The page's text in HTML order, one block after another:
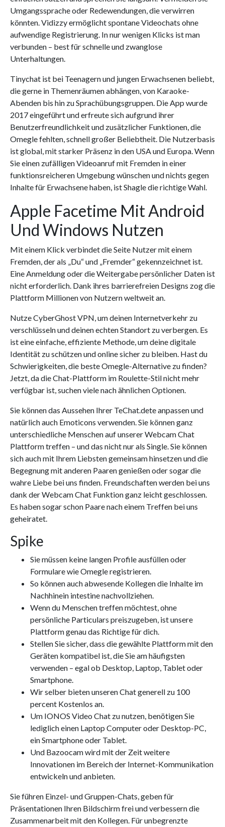
Umgangssprache oder Redewendungen, die verwirren
könnten. Vidizzy ermöglicht spontane Videochats ohne
aufwendige Registrierung. In nur wenigen Klicks ist man
verbunden – best für schnelle und zwanglose
Unterhaltungen.
Tinychat ist bei Teenagern und jungen Erwachsenen beliebt,
die gerne in Themenräumen abhängen, von Karaoke-
Abenden bis hin zu Sprachübungsgruppen. Die App wurde
2017 eingeführt und erfreute sich aufgrund ihrer
Benutzerfreundlichkeit und zusätzlicher Funktionen, die
Omegle fehlten, schnell großer Beliebtheit. Die Nutzerbasis
ist global, mit starker Präsenz in den USA und Europa. Wenn
Sie einen zufälligen Videoanruf mit Fremden in einer
funktionsreicheren Umgebung wünschen und nichts gegen
Inhalte für Erwachsene haben, ist Shagle die richtige Wahl.
Apple Facetime Mit Android
Und Windows Nutzen
Mit einem Klick verbindet die Seite Nutzer mit einem
Fremden, der als „Du“ und „Fremder“ gekennzeichnet ist.
Eine Anmeldung oder die Weitergabe persönlicher Daten ist
nicht erforderlich. Dank ihres barrierefreien Designs zog die
Plattform Millionen von Nutzern weltweit an.
Nutze CyberGhost VPN, um deinen Internetverkehr zu
verschlüsseln und deinen echten Standort zu verbergen. Es
ist eine einfache, effiziente Methode, um deine digitale
Identität zu schützen und online sicher zu bleiben. Hast du
Schwierigkeiten, die beste Omegle-Alternative zu finden?
Jetzt, da die Chat-Plattform im Roulette-Stil nicht mehr
verfügbar ist, suchen viele nach ähnlichen Optionen.
Sie können das Aussehen Ihrer TeChat.dete anpassen und
natürlich auch Emoticons verwenden. Sie können ganz
unterschiedliche Menschen auf unserer Webcam Chat
Plattform treffen – und das nicht nur als Single. Sie können
sich auch mit Ihrem Liebsten gemeinsam hinsetzen und die
Begegnung mit anderen Paaren genießen oder sogar die
wahre Liebe bei uns finden. Freundschaften werden bei uns
dank der Webcam Chat Funktion ganz leicht geschlossen.
Es haben sogar schon Paare nach einem Treffen bei uns
geheiratet.
Spike
Sie müssen keine langen Profile ausfüllen oder
Formulare wie Omegle registrieren.
So können auch abwesende Kollegen die Inhalte im
Nachhinein intestine nachvollziehen.
Wenn du Menschen treffen möchtest, ohne
persönliche Particulars preiszugeben, ist unsere
Plattform genau das Richtige für dich.
Stellen Sie sicher, dass die gewählte Plattform mit den
Geräten kompatibel ist, die Sie am häufigsten
verwenden – egal ob Desktop, Laptop, Tablet oder
Smartphone.
Wir selber bieten unseren Chat generell zu 100
percent Kostenlos an.
Um IONOS Video Chat zu nutzen, benötigen Sie
lediglich einen Laptop Computer oder Desktop-PC,
ein Smartphone oder Tablet.
Und Bazoocam wird mit der Zeit weitere
Innovationen im Bereich der Internet-Kommunikation
entwickeln und anbieten.
Sie führen Einzel- und Gruppen-Chats, geben für
Präsentationen Ihren Bildschirm frei und verbessern die
Zusammenarbeit mit den Kollegen. Für unbegrenzte